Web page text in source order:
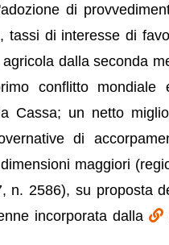
di
tassi di interesse di
dalla seconda
conflitto mondiale
Cassa; un netto
di
maggiori
n. 2586), su proposta
incorporata dalla